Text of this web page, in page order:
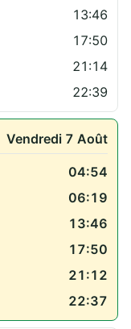
13:46
17:50
21:14
22:39
Vendredi 7 Août
04:54
06:19
13:46
17:50
21:12
22:37